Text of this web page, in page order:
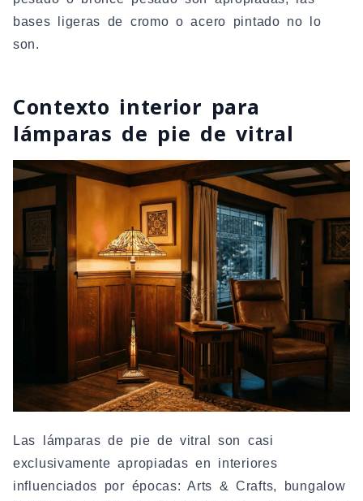
bases ligeras de cromo o acero pintado no lo
son.
Contexto interior para
lámparas de pie de vitral
Las lámparas de pie de vitral son casi
exclusivamente apropiadas en interiores
influenciados por épocas: Arts & Crafts, bungalow